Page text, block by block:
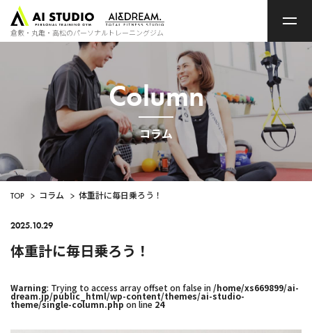
ッ
ペ
ー
ジ
倉敷・丸亀・高松のパーソナルトレーニングジム
Column
コラム
TOP > コラム > 体重計に毎日乗ろう！
2025.10.29
体重計に毎日乗ろう！
Warning: Trying to access array offset on false in /home/xs669899/ai-
dream.jp/public_html/wp-content/themes/ai-studio-
theme/single-column.php on line 24